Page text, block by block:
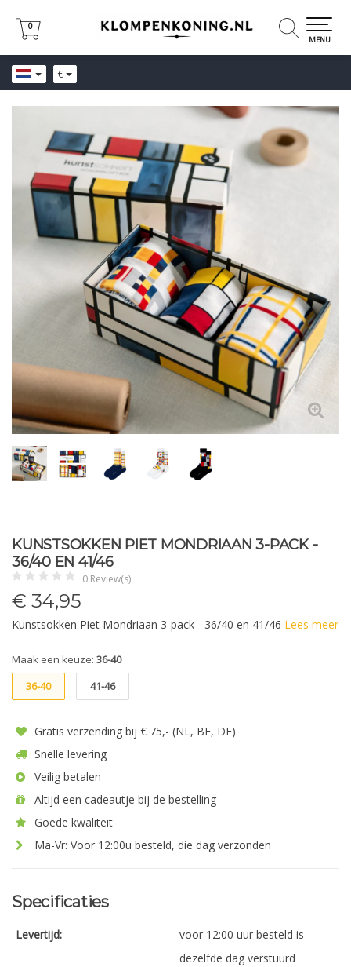
€
0
0
MENU
KUNSTSOKKEN PIET MONDRIAAN 3-PACK -
36/40 EN 41/46
0 Review(s)
€ 34,95
Kunstsokken Piet Mondriaan 3-pack - 36/40 en 41/46 Lees meer
Maak een keuze: 36-40
36-40
41-46
Gratis verzending bij € 75,- (NL, BE, DE)
Snelle levering
Veilig betalen
Altijd een cadeautje bij de bestelling
Goede kwaliteit
Ma-Vr: Voor 12:00u besteld, die dag verzonden
Specificaties
Levertijd:
voor 12:00 uur besteld is
dezelfde dag verstuurd